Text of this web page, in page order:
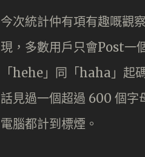
今次統計仲有項有趣嘅觀
現，多數用戶只會Post一
「hehe」同「haha」起
話見過一個超過 600 個
電腦都計到標煙。